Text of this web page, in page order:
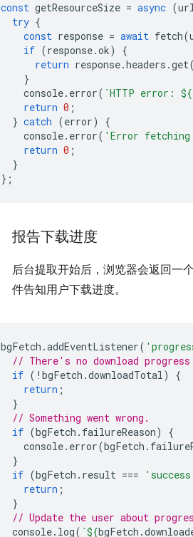
const getResourceSize = async (
try {
const response = await fetch(
if (response.ok)
{
return response.headers .get(
}
console. error( `HTTP error: ${
return 0 ;
} catch (error)
{
console. error( 'Error
return 0 ;
}
};
报告下载进度
后台提取开始后，浏览器会返回一个
件告知用户下载进度。
bgFetch .addEventListener(
// There's no download
if ( ! bgFetch .downloadTotal)
{
return ;
}
// Something went wrong.
if (bgFetch . failureReason)
{
console. error(bgFetch .
}
if (bgFetch . result ===
return ;
}
// Update the user about
console. log( `${bgFetch .